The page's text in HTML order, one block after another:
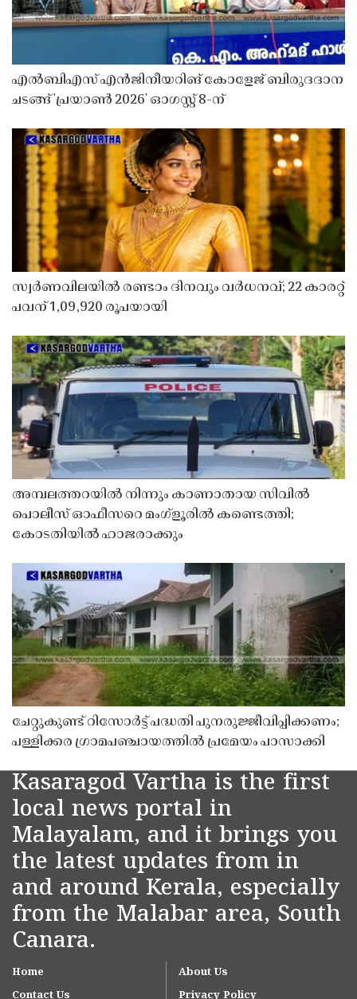
എൽബിഎസ് എൻജിനീയറിങ് കോളേജ് ബിരുദദാന
ചടങ്ങ് 'പ്രയാൺ 2026' ഓഗസ്റ്റ് 8-ന്
സ്വർണവിലയിൽ രണ്ടാം ദിനവും വർധനവ്; 22 കാരറ്റ്
പവന് 1,09,920 രൂപയായി
അമ്പലത്തറയിൽ നിന്നും കാണാതായ സിവിൽ
പൊലീസ് ഓഫീസറെ മംഗ്ളൂരിൽ കണ്ടെത്തി;
കോടതിയിൽ ഹാജരാക്കും
ചേറ്റുകുണ്ട് റിസോർട്ട് പദ്ധതി പുനരുജ്ജീവിപ്പിക്കണം;
പള്ളിക്കര ഗ്രാമപഞ്ചായത്തിൽ പ്രമേയം പാസാക്കി
Kasaragod Vartha is the first
local news portal in
Malayalam, and it brings you
the latest updates from in
and around Kerala, especially
from the Malabar area, South
Canara.
Home
About Us
Contact Us
Privacy Policy